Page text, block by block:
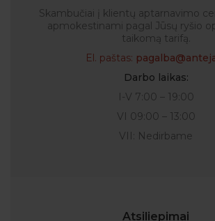
Skambučiai į klientų aptarnavimo
apmokestinami pagal Jūsų ryšio
taikomą tarifą.
El. paštas:
Darbo laikas:
I-V 7:00 – 19:00
VI 09:00 – 13:00
VII: Nedirbame
Atsiliepimai